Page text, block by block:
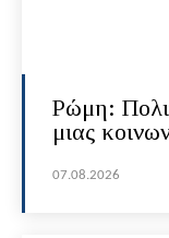
Ρώμη:
μιας
07.08.2026